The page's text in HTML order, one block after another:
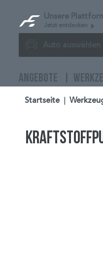
Unsere
Jetzt entdecken
Auto auswählen
ANGEBOTE
Startseite